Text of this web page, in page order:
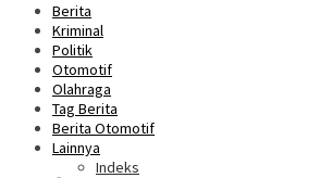
Berita
Kriminal
Politik
Otomotif
Olahraga
Tag Berita
Berita Otomotif
Lainnya
Indeks